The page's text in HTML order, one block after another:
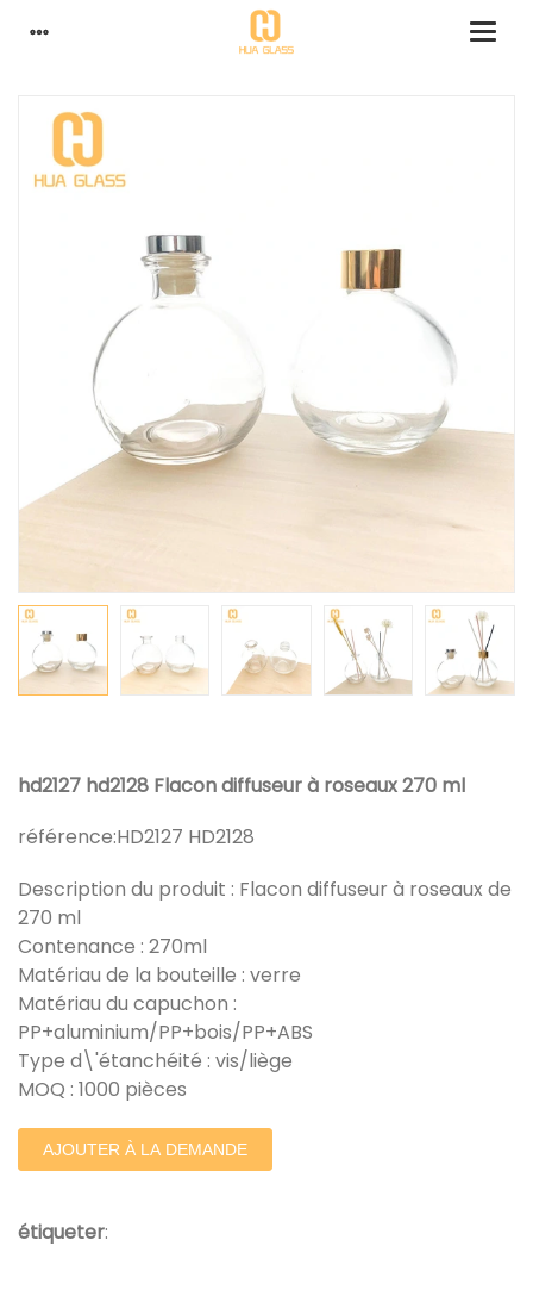
hd2127 hd2128 Flacon diffuseur à roseaux 270 ml
référence:HD2127 HD2128
Description du produit : Flacon diffuseur à roseaux de
270 ml
Contenance : 270ml
Matériau de la bouteille : verre
Matériau du capuchon :
PP+aluminium/PP+bois/PP+ABS
Type d\'étanchéité : vis/liège
MOQ : 1000 pièces
AJOUTER À LA DEMANDE
étiqueter: